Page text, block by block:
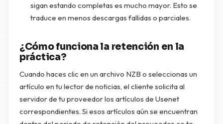
sigan estando completas es mucho mayor. Esto se
traduce en menos descargas fallidas o parciales.
¿Cómo funciona la retención en la
práctica?
Cuando haces clic en un archivo NZB o seleccionas un
artículo en tu lector de noticias, el cliente solicita al
servidor de tu proveedor los artículos de Usenet
correspondientes. Si esos artículos aún se encuentran